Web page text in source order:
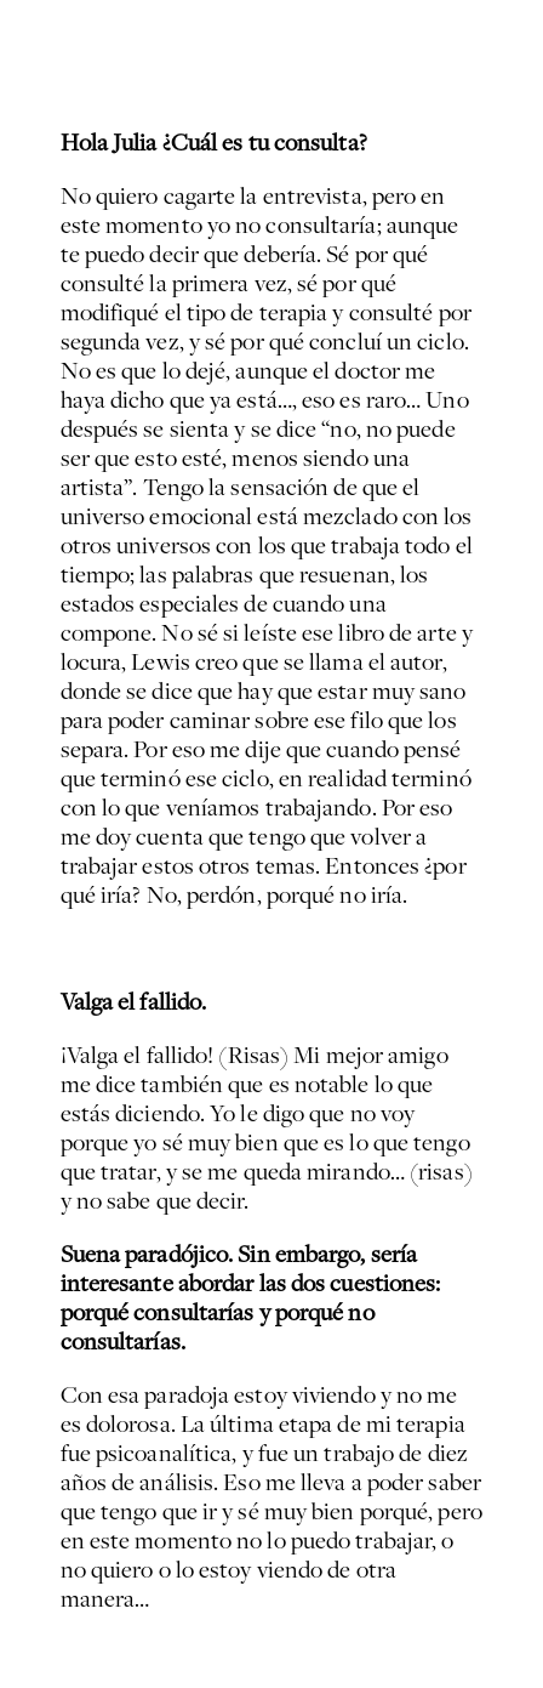
Hola Julia ¿Cuál es tu consulta?
No quiero cagarte la entrevista, pero en
este momento yo no consultaría; aunque
te puedo decir que debería. Sé por qué
consulté la primera vez, sé por qué
modifiqué el tipo de terapia y consulté por
segunda vez, y sé por qué concluí un ciclo.
No es que lo dejé, aunque el doctor me
haya dicho que ya está…, eso es raro… Uno
después se sienta y se dice “no, no puede
ser que esto esté, menos siendo una
artista”. Tengo la sensación de que el
universo emocional está mezclado con los
otros universos con los que trabaja todo el
tiempo; las palabras que resuenan, los
estados especiales de cuando una
compone. No sé si leíste ese libro de arte y
locura, Lewis creo que se llama el autor,
donde se dice que hay que estar muy sano
para poder caminar sobre ese filo que los
separa. Por eso me dije que cuando pensé
que terminó ese ciclo, en realidad terminó
con lo que veníamos trabajando. Por eso
me doy cuenta que tengo que volver a
trabajar estos otros temas. Entonces ¿por
qué iría? No, perdón, porqué no iría.
Valga el fallido.
¡Valga el fallido! (Risas) Mi mejor amigo
me dice también que es notable lo que
estás diciendo. Yo le digo que no voy
porque yo sé muy bien que es lo que tengo
que tratar, y se me queda mirando… (risas)
y no sabe que decir.
Suena paradójico. Sin embargo, sería
interesante abordar las dos cuestiones:
porqué consultarías y porqué no
consultarías.
Con esa paradoja estoy viviendo y no me
es dolorosa. La última etapa de mi terapia
fue psicoanalítica, y fue un trabajo de diez
años de análisis. Eso me lleva a poder saber
que tengo que ir y sé muy bien porqué, pero
en este momento no lo puedo trabajar, o
no quiero o lo estoy viendo de otra
manera…